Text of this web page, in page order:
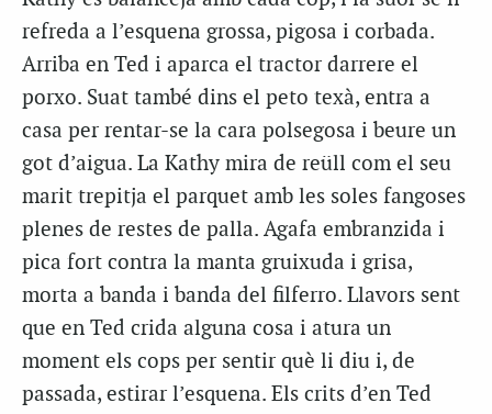
refreda a l’esquena grossa, pigosa i corbada.
Arriba en Ted i aparca el tractor darrere el
porxo. Suat també dins el peto texà, entra a
casa per rentar-se la cara polsegosa i beure un
got d’aigua. La Kathy mira de reüll com el seu
marit trepitja el parquet amb les soles fangoses
plenes de restes de palla. Agafa embranzida i
pica fort contra la manta gruixuda i grisa,
morta a banda i banda del filferro. Llavors sent
que en Ted crida alguna cosa i atura un
moment els cops per sentir què li diu i, de
passada, estirar l’esquena. Els crits d’en Ted